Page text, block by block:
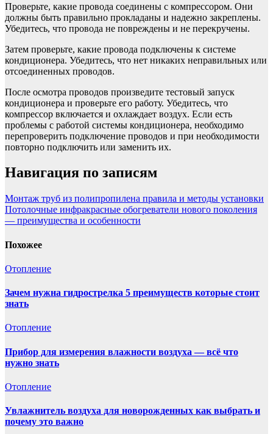
Проверьте, какие провода соединены с компрессором. Они
должны быть правильно прокладаны и надежно закреплены.
Убедитесь, что провода не повреждены и не перекручены.
Затем проверьте, какие провода подключены к системе
кондиционера. Убедитесь, что нет никаких неправильных или
отсоединенных проводов.
После осмотра проводов произведите тестовый запуск
кондиционера и проверьте его работу. Убедитесь, что
компрессор включается и охлаждает воздух. Если есть
проблемы с работой системы кондиционера, необходимо
перепроверить подключение проводов и при необходимости
повторно подключить или заменить их.
Навигация по записям
Монтаж труб из полипропилена правила и методы установки
Потолочные инфракрасные обогреватели нового поколения
— преимущества и особенности
Похожее
Отопление
Зачем нужна гидрострелка 5 преимуществ которые стоит
знать
Отопление
Прибор для измерения влажности воздуха — всё что
нужно знать
Отопление
Увлажнитель воздуха для новорожденных как выбрать и
почему это важно